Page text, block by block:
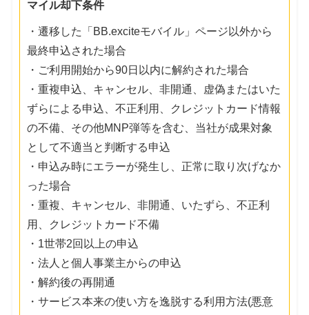
マイル却下条件
・遷移した「BB.exciteモバイル」ページ以外から
最終申込された場合
・ご利用開始から90日以内に解約された場合
・重複申込、キャンセル、非開通、虚偽またはいた
ずらによる申込、不正利用、クレジットカード情報
の不備、その他MNP弾等を含む、当社が成果対象
として不適当と判断する申込
・申込み時にエラーが発生し、正常に取り次げなか
った場合
・重複、キャンセル、非開通、いたずら、不正利
用、クレジットカード不備
・1世帯2回以上の申込
・法人と個人事業主からの申込
・解約後の再開通
・サービス本来の使い方を逸脱する利用方法(悪意